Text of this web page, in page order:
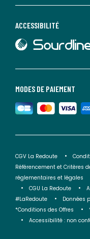
MODES DE PAIEMENT
ACCESSIBILITÉ
lien vers Sourdline
CGV La Redoute
Référencement et Critères
réglementaires et légales
CGU La Redoute
#LaRedoute
Données
*Conditions des Offres
Accessibilité : non